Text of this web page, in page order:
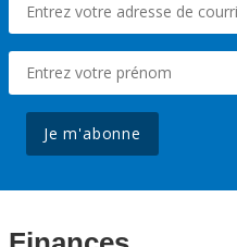
Je m'abonne